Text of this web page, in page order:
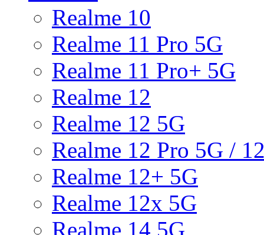
Realme 10
Realme 11 Pro 5G
Realme 11 Pro+ 5G
Realme 12
Realme 12 5G
Realme 12 Pro 5G /
Realme 12+ 5G
Realme 12x 5G
Realme 14 5G